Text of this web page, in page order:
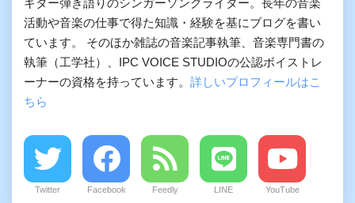
ギター弾き語りのシンガーソングライター。長年の音楽
活動や音楽の仕事で得た知識・経験を基にブログを書い
ています。 そのほか雑誌の音楽記事執筆、音楽専門書の
執筆（工学社）、IPC VOICE STUDIOの公認ボイストレ
ーナーの資格を持っています。 詳しいプロフィールはこ
ちら
Twitter Facebook Feedly LINE YouTube